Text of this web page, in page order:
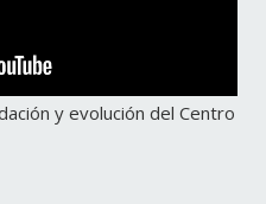
y evolución del Centro